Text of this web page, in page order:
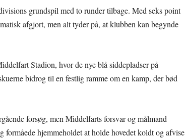
grundspil med to runder tilbage. Med seks point
afgjort, men alt tyder på, at klubben kan begynde
Stadion, hvor de nye blå siddepladser på
bidrog til en festlig ramme om en kamp, der bød
forsøg, men Middelfarts forsvar og målmand
formåede hjemmeholdet at holde hovedet koldt og afvise